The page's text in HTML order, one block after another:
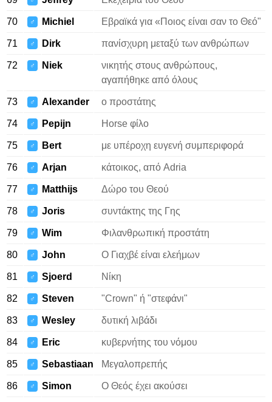
70 ♂ Michiel Εβραϊκά για «Ποιος είναι σαν το Θεό"
71 ♂ Dirk πανίσχυρη μεταξύ των ανθρώπων
72 ♂ Niek
νικητής στους ανθρώπους,
αγαπήθηκε από όλους
73 ♂ Alexander ο προστάτης
74 ♂ Pepijn Horse φίλο
75 ♂ Bert με υπέροχη ευγενή συμπεριφορά
76 ♂ Arjan κάτοικος, από Adria
77 ♂ Matthijs Δώρο του Θεού
78 ♂ Joris συντάκτης της Γης
79 ♂ Wim Φιλανθρωπική προστάτη
80 ♂ John Ο Γιαχβέ είναι ελεήμων
81 ♂ Sjoerd Νίκη
82 ♂ Steven "Crown" ή "στεφάνι"
83 ♂ Wesley δυτική λιβάδι
84 ♂ Eric κυβερνήτης του νόμου
85 ♂ Sebastiaan Μεγαλοπρεπής
86 ♂ Simon Ο Θεός έχει ακούσει